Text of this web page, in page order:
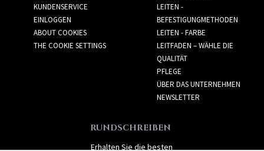
KUNDENSERVICE
EINLOGGEN
ABOUT COOKIES
THE COOKIE SETTINGS
LEITEN -
BEFESTIGUNGMETHODEN
LEITEN - FARBE
LEITFADEN – WÄHLE DIE
QUALITÄT
PFLEGE
ÜBER DAS UNTERNEHMEN
NEWSLETTER
RUNDSCHREIBEN
Erhalten Sie die besten